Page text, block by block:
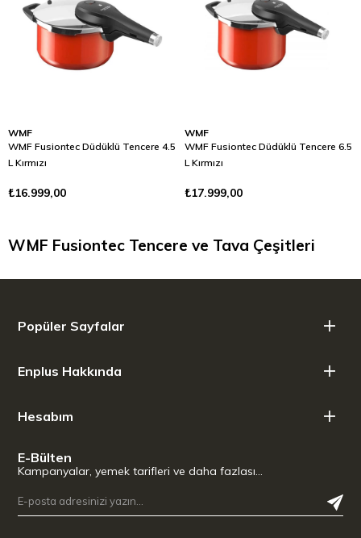
WMF
WMF Fusiontec Düdüklü Tencere 4.5
L Kırmızı
₺16.999,00
WMF
WMF Fusiontec Düdüklü Tencere 6.5
L Kırmızı
₺17.999,00
WMF Fusiontec Tencere ve Tava Çeşitleri
Popüler Sayfalar
Enplus Hakkında
Hesabım
E-Bülten
Kampanyalar, yemek tarifleri ve daha fazlası…